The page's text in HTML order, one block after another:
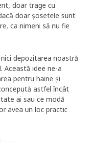
doar trage cu
doar șosetele sunt
ca nimeni să nu fie
depozitarea noastră
Această idee ne-a
pentru haine și
astfel încât
ai sau ce modă
avea un loc practic
mai vechi în care